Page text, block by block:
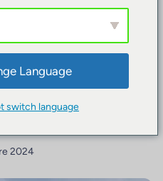
au
volcan
de
2024
Language
switch language